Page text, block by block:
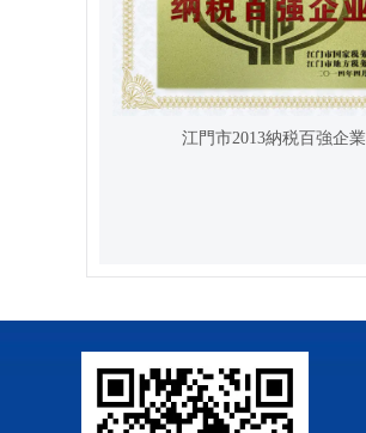
江門市2013納税百強企業